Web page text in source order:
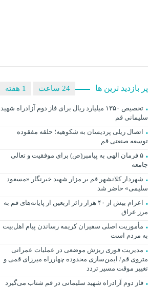
پر بازدید ترین ها 1 هفته 24 ساعت
تخصیص ۱۳۵۰ میلیارد ریال برای فاز دوم آزادراه شهید
سلیمانی قم
اتصال ریلی پردیسان به شکوهیه؛ حلقه مفقوده
توسعه صنعتی قم
۵ فرمان الهی به پیامبر(ص) برای موفقیت و تعالی
جامعه
شهردار کلانشهر قم بر مزار شهید خبرنگار «مسعود
سلیمی» حاضر شد
اعزام بیش از ۴۰ هزار زائر اربعین از پایانه‌های قم به
مرز عراق
مأموریت اصلی سفیران کریمه رساندن پیام اهل‌بیت
به مردم است
مدیریت فوری ریزش موضعی در عملیات عمرانی
متروی قم/ ایمن‌سازی محدوده چهارراه میرزای قمی و
تغییر موقت مسیر تردد
فاز دوم آزادراه شهید سلیمانی در قم شتاب می‌گیرد